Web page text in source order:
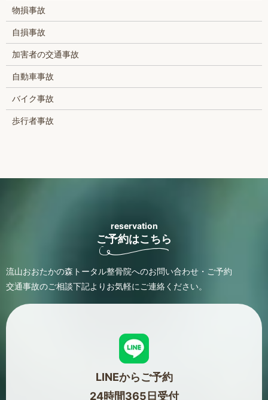
物損事故
自損事故
加害者の交通事故
自動車事故
バイク事故
歩行者事故
reservation
ご予約はこちら
流山おおたかの森トータル整骨院へのお問い合わせ・ご予約
交通事故のご相談下記よりお気軽にご連絡ください。
LINEからご予約
24時間365日受付